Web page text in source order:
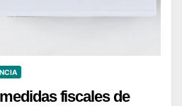
fiscales de